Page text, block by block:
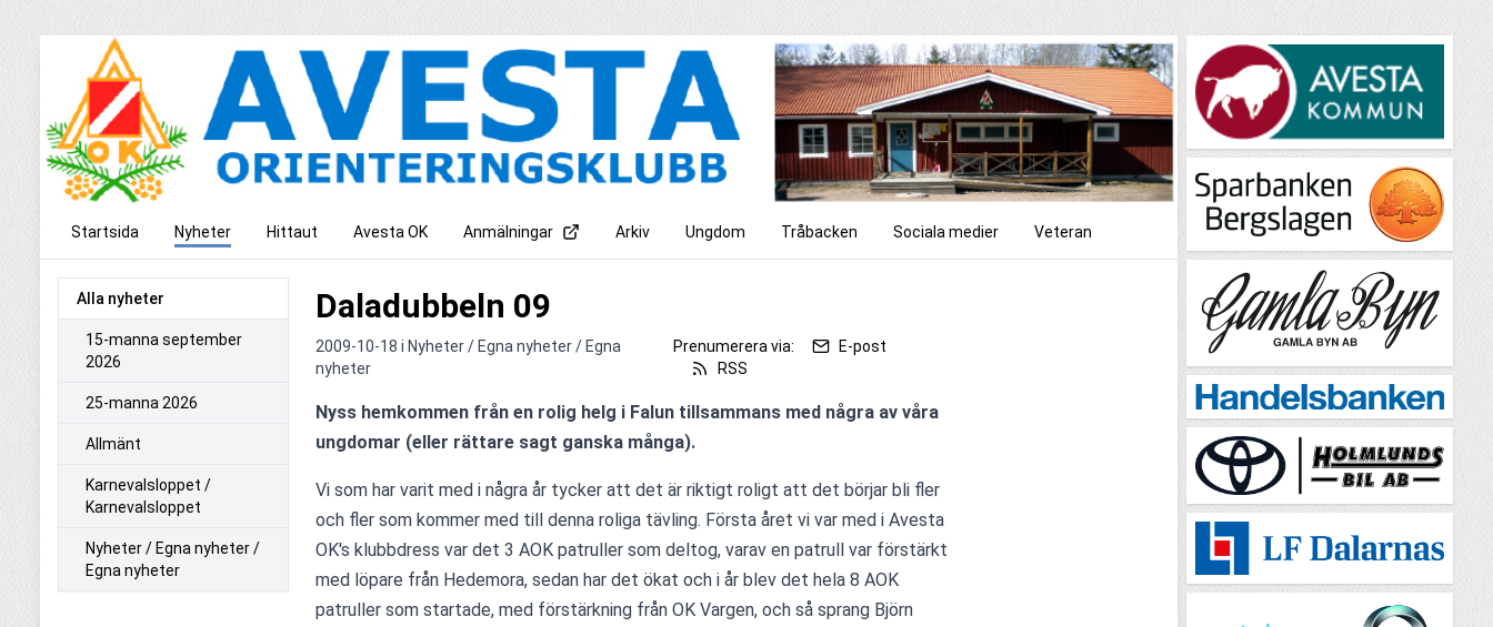
Startsida Nyheter Hittaut Avesta OK Anmälningar Arkiv Ungdom Tråbacken Sociala medier Veteran
Alla nyheter
15-manna september
2026
25-manna 2026
Allmänt
Karnevalsloppet /
Karnevalsloppet
Nyheter / Egna nyheter /
Egna nyheter
Daladubbeln 09
2009-10-18 i Nyheter / Egna nyheter / Egna
nyheter
Prenumerera via:
E-post
RSS
Nyss hemkommen från en rolig helg i Falun tillsammans med några av våra
Vi som har varit med i några år tycker att det är riktigt roligt att det börjar bli fler
och fler som kommer med till denna roliga tävling. Första året vi var med i Avesta
OK's klubbdress var det 3 AOK patruller som deltog, varav en patrull var förstärkt
med löpare från Hedemora, sedan har det ökat och i år blev det hela 8 AOK
patruller som startade, med förstärkning från OK Vargen, och så sprang Björn